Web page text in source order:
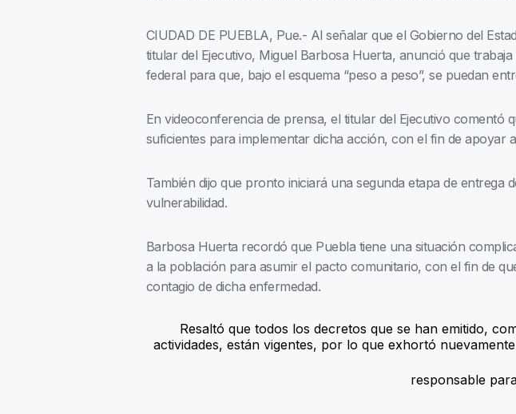
CIUDAD DE PUEBLA, Pue.- Al señalar que el Gobierno del
titular del Ejecutivo, Miguel Barbosa Huerta, anunció que
federal para que, bajo el esquema “peso a peso”, se puedan
En videoconferencia de prensa, el titular del Ejecutivo comentó
suficientes para implementar dicha acción, con el fin de apoyar
También dijo que pronto iniciará una segunda etapa de
vulnerabilidad.
Barbosa Huerta recordó que Puebla tiene una situación
a la población para asumir el pacto comunitario, con el fin de
contagio de dicha enfermedad.
Resaltó que todos los decretos que se han emitido,
actividades, están vigentes, por lo que exhortó
responsable